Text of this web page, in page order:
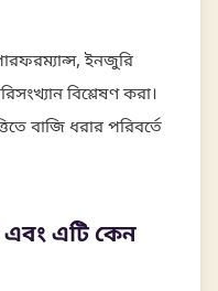
ইনজুরি
বিশ্লেষণ করা।
বাজি ধরার পরিবর্তে
এটি কেন